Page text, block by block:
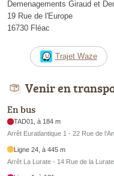
Demenagements Giraud et
19 Rue de l'Europe
16730 Fléac
Trajet Waze
Venir en
En bus
TAD01, à 184 m
Arrêt Euratlantique 1 - 22 Rue de
Ligne 24, à 445 m
Arrêt La Lurate - 14 Rue de la Lurate